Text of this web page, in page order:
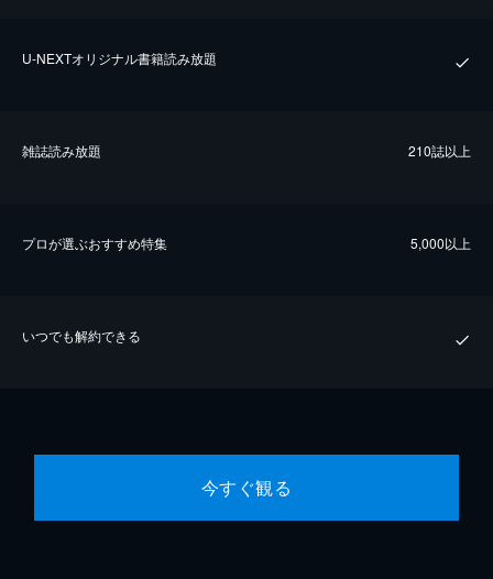
U-NEXTオリジナル書籍読み放題
雑誌読み放題 210誌以上
プロが選ぶおすすめ特集 5,000以上
いつでも解約できる
今すぐ観る